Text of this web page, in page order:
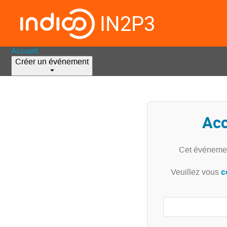
IN2P3
Accueil
Créer un événement
Cet
Veuillez vous